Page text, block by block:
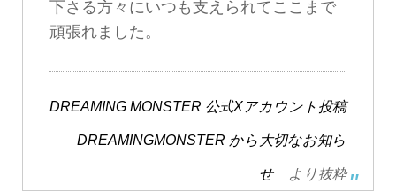
下さる方々にいつも支えられてここまで
頑張れました。
DREAMING MONSTER 公式Xアカウント投稿
DREAMINGMONSTER から大切なお知ら
せより抜粋